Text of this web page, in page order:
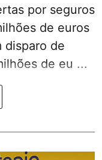
por seguros
de euros
disparo de
de eu ...